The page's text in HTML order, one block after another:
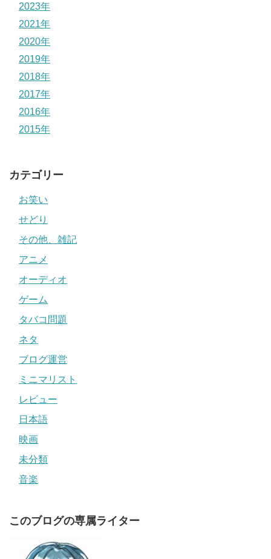
2023年
2021年
2020年
2019年
2018年
2017年
2016年
2015年
カテゴリー
お笑い
せどり
その他、雑記
アニメ
オーディオ
ゲーム
タバコ問題
ネタ
ブログ運営
ミニマリスト
レビュー
日本語
映画
未分類
音楽
このブログの専属ライター